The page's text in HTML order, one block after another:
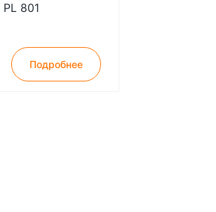
801
Подробнее